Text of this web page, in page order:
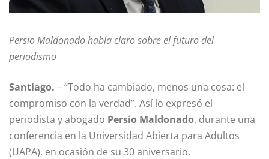
Persio Maldonado habla claro sobre el futuro del
periodismo
Santiago. – “Todo ha cambiado, menos una cosa: el
compromiso con la verdad”. Así lo expresó el
periodista y abogado Persio Maldonado, durante una
conferencia en la Universidad Abierta para Adultos
(UAPA), en ocasión de su 30 aniversario.